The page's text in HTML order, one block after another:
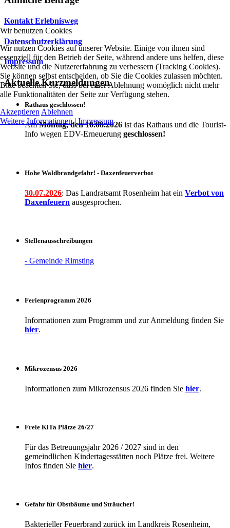
Kontakt Erlebnisweg
Datenschutzerklärung
Impressum
Aktuelle Kurzmeldungen
Rathaus geschlossen!
AmMontag, den 10.08.2026 ist das Rathaus und die Tourist-
Info wegen EDV-Erneuerung geschlossen!
Hohe Waldbrandgefahr! - Daxenfeuerverbot
30.07.2026: Das Landratsamt Rosenheim hat ein Verbot von
Daxenfeuern ausgesprochen.
Stellenausschreibungen
- Gemeinde Rimsting
Ferienprogramm 2026
Informationen zum Programm und zur Anmeldung finden Sie
hier.
Mikrozensus 2026
Informationen zum Mikrozensus 2026 finden Sie hier.
Freie KiTa Plätze 26/27
Für das Betreuungsjahr 2026 / 2027 sind in den
gemeindlichen Kindertagesstätten noch Plätze frei. Weitere
Infos finden Sie hier.
Gefahr für Obstbäume und Sträucher!
Bakterieller Feuerbrand zurück im Landkreis Rosenheim,
Wir benutzen Cookies
Wir nutzen Cookies auf unserer Website. Einige von ihnen sind
essenziell für den Betrieb der Seite, während andere uns helfen, diese
Website und die Nutzererfahrung zu verbessern (Tracking Cookies).
Sie können selbst entscheiden, ob Sie die Cookies zulassen möchten.
Bitte beachten Sie, dass bei einer Ablehnung womöglich nicht mehr
alle Funktionalitäten der Seite zur Verfügung stehen.
Akzeptieren Ablehnen
Weitere Informationen| Impressum